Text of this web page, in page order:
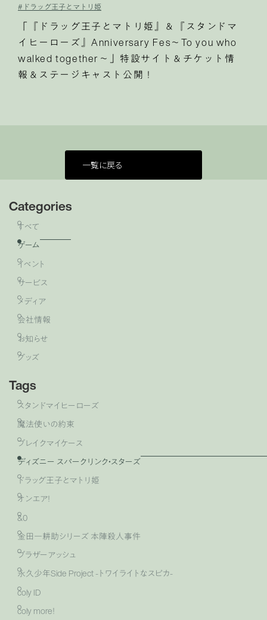
Categories
すべて
ゲーム
イベント
サービス
メディア
会社情報
お知らせ
グッズ
Tags
スタンドマイヒーローズ
魔法使いの約束
ブレイクマイケース
ディズニー スパークリンク・スターズ
ドラッグ王子とマトリ姫
オンエア！
&0
金田一耕助シリーズ 本陣殺人事件
ブラザーアッシュ
永久少年Side Project -トワイライトなスピカ-
coly ID
coly more！
#ドラッグ王子とマトリ姫
「『ドラッグ王子とマトリ姫』＆『スタンドマ
イヒーローズ』Anniversary Fes〜To you who
walked together〜」特設サイト＆チケット情
報＆ステージキャスト公開！
一覧に戻る